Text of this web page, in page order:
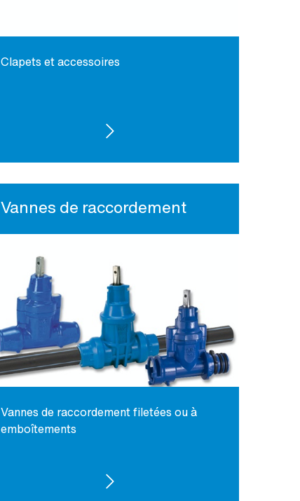
Clapets et accessoires
VOIR LES PRODUITS
Vannes de raccordement
Vannes de raccordement filetées ou à
emboîtements
VOIR LES PRODUITS